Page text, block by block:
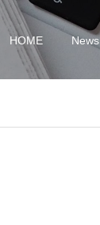
HOME News